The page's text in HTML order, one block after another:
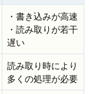
・書き込みが高速
・読み取りが若干
遅い
読み取り時により
多くの処理が必要